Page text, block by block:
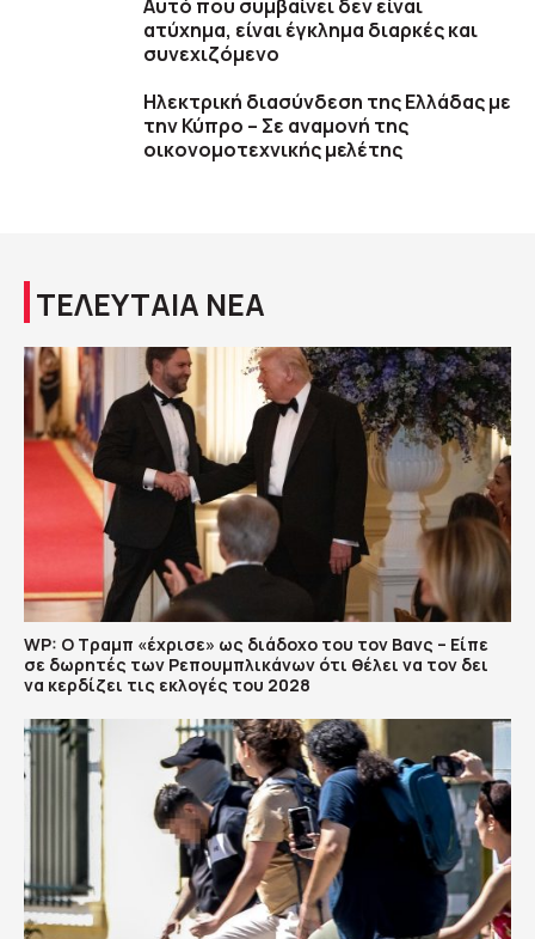
Αυτό που συμβαίνει δεν είναι
ατύχημα, είναι έγκλημα διαρκές και
συνεχιζόμενο
Ηλεκτρική διασύνδεση της Ελλάδας με
την Κύπρο – Σε αναμονή της
οικονομοτεχνικής μελέτης
ΤΕΛΕΥΤΑΙΑ ΝΕΑ
WP: Ο Τραμπ «έχρισε» ως διάδοχο του τον Βανς – Είπε
σε δωρητές των Ρεπουμπλικάνων ότι θέλει να τον δει
να κερδίζει τις εκλογές του 2028